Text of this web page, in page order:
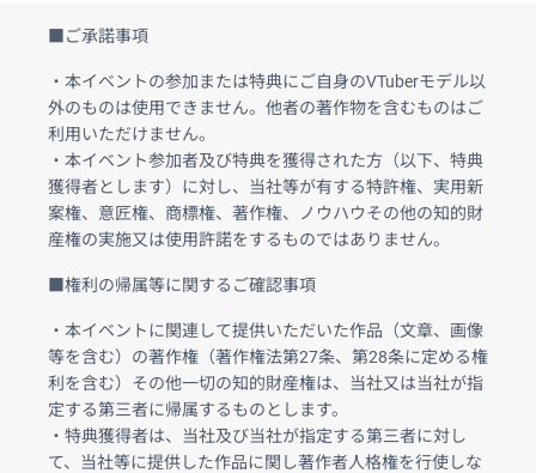
■ご承諾事項
・本イベントの参加または特典にご自身のVTuberモデル以
外のものは使用できません。他者の著作物を含むものはご
利用いただけません。
・本イベント参加者及び特典を獲得された方（以下、特典
獲得者とします）に対し、当社等が有する特許権、実用新
案権、意匠権、商標権、著作権、ノウハウその他の知的財
産権の実施又は使用許諾をするものではありません。
■権利の帰属等に関するご確認事項
・本イベントに関連して提供いただいた作品（文章、画像
等を含む）の著作権（著作権法第27条、第28条に定める権
利を含む）その他一切の知的財産権は、当社又は当社が指
定する第三者に帰属するものとします。
・特典獲得者は、当社及び当社が指定する第三者に対し
て、当社等に提供した作品に関し著作者人格権を行使しな